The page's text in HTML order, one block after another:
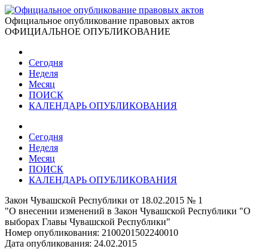
Официальное опубликование правовых актов
ОФИЦИАЛЬНОЕ ОПУБЛИКОВАНИЕ
Сегодня
Неделя
Месяц
ПОИСК
КАЛЕНДАРЬ ОПУБЛИКОВАНИЯ
Сегодня
Неделя
Месяц
ПОИСК
КАЛЕНДАРЬ ОПУБЛИКОВАНИЯ
Закон Чувашской Республики от 18.02.2015 № 1
"О внесении изменений в Закон Чувашской Республики "О
выборах Главы Чувашской Республики"
Номер опубликования: 2100201502240010
Дата опубликования: 24.02.2015